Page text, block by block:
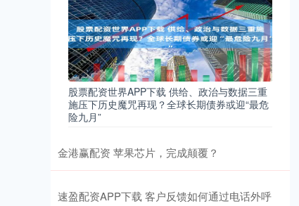
股票配资世界APP下载 供给、政治与数据三重
施压下历史魔咒再现？全球长期债券或迎“最危
险九月”
金港赢配资 苹果芯片，完成颠覆？
速盈配资APP下载 客户反馈如何通过电话外呼